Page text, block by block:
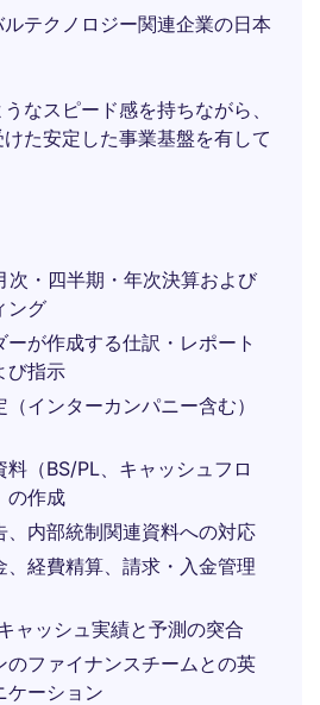
テクノロジー関連企業の日本
なスピード感を持ちながら、
た安定した事業基盤を有して
次・四半期・年次決算および
ング
が作成する仕訳・レポート
び指示
インターカンパニー含む）
料（BS/PL、キャッシュフロ
の作成
、内部統制関連資料への対応
、経費精算、請求・入金管理
ャッシュ実績と予測の突合
のファイナンスチームとの英
ケーション